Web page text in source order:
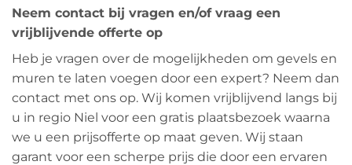
Neem contact bij vragen en/of vraag een
vrijblijvende offerte op
Heb je vragen over de mogelijkheden om gevels en
muren te laten voegen door een expert? Neem dan
contact met ons op. Wij komen vrijblijvend langs bij
u in regio Niel voor een gratis plaatsbezoek waarna
we u een prijsofferte op maat geven. Wij staan
garant voor een scherpe prijs die door een ervaren